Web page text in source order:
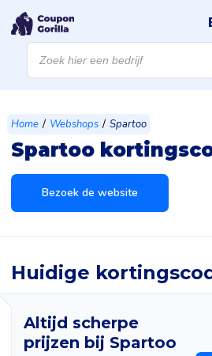
Products
search
Home / Webshops / Spartoo
Spartoo
Bezoek de website
Huidige
Altijd scherpe
prijzen bij Spartoo